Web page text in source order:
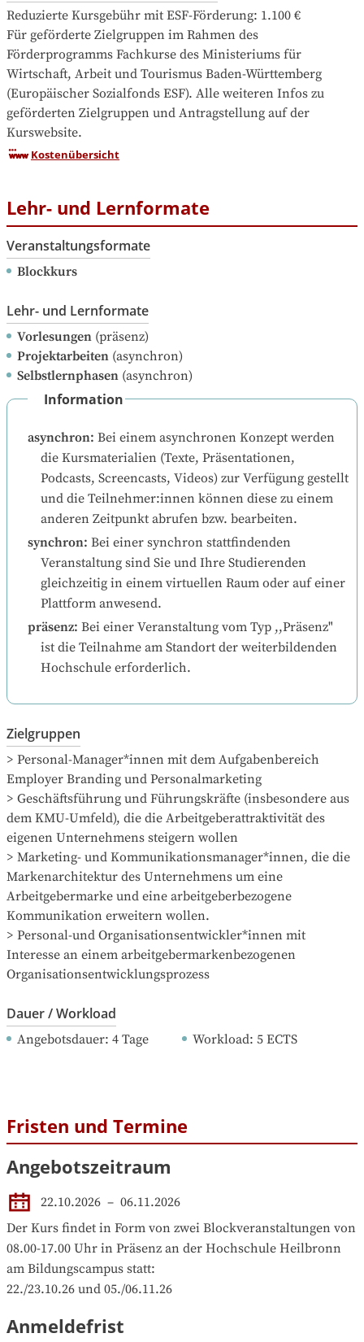
Reduzierte Kursgebühr mit ESF-Förderung: 1.100 €
Für geförderte Zielgruppen im Rahmen des
Förderprogramms Fachkurse des Ministeriums für
Wirtschaft, Arbeit und Tourismus Baden-Württemberg
(Europäischer Sozialfonds ESF). Alle weiteren Infos zu
geförderten Zielgruppen und Antragstellung auf der
Kurswebsite.
Kostenübersicht
Lehr- und Lernformate
Veranstaltungsformate
Blockkurs
Lehr- und Lernformate
Vorlesungen (präsenz)
Projektarbeiten (asynchron)
Selbstlernphasen (asynchron)
Information
asynchron: Bei einem asynchronen Konzept werden
die Kursmaterialien (Texte, Präsentationen,
Podcasts, Screencasts, Videos) zur Verfügung gestellt
und die Teilnehmer:innen können diese zu einem
anderen Zeitpunkt abrufen bzw. bearbeiten.
synchron: Bei einer synchron stattfindenden
Veranstaltung sind Sie und Ihre Studierenden
gleichzeitig in einem virtuellen Raum oder auf einer
Plattform anwesend.
präsenz: Bei einer Veranstaltung vom Typ ,,Präsenz"
ist die Teilnahme am Standort der weiterbildenden
Hochschule erforderlich.
Zielgruppen
> Personal-Manager*innen mit dem Aufgabenbereich
Employer Branding und Personalmarketing
> Geschäftsführung und Führungskräfte (insbesondere aus
dem KMU-Umfeld), die die Arbeitgeberattraktivität des
eigenen Unternehmens steigern wollen
> Marketing- und Kommunikationsmanager*innen, die die
Markenarchitektur des Unternehmens um eine
Arbeitgebermarke und eine arbeitgeberbezogene
Kommunikation erweitern wollen.
> Personal-und Organisationsentwickler*innen mit
Interesse an einem arbeitgebermarkenbezogenen
Organisationsentwicklungsprozess
Dauer / Workload
Angebotsdauer: 4 Tage Workload: 5 ECTS
Fristen und Termine
Angebotszeitraum
22.10.2026 – 06.11.2026
Der Kurs findet in Form von zwei Blockveranstaltungen von
08.00-17.00 Uhr in Präsenz an der Hochschule Heilbronn
am Bildungscampus statt:
22./23.10.26 und 05./06.11.26
Anmeldefrist